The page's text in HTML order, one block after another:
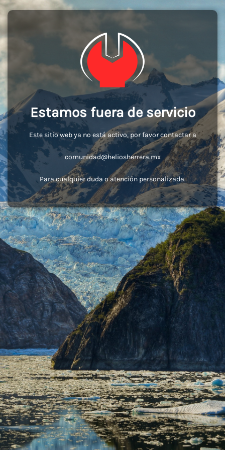
Estamos fuera de servicio
Este sitio web ya no está activo, por favor contactar a
comunidad@heliosherrera.mx
Para cualquier duda o atención personalizada.